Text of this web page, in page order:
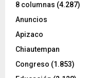
8 columnas (4.287)
Anuncios
Apizaco
Chiautempan
Congreso (1.853)